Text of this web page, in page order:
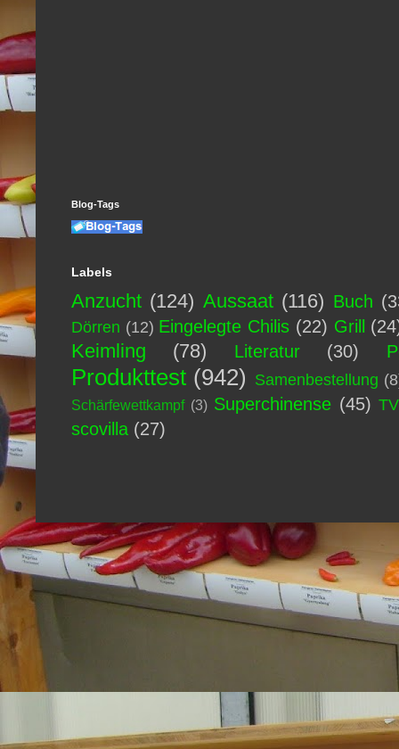
Blog-Tags
Labels
Anzucht (124) Aussaat (116) Buch
Dörren (12) Eingelegte Chilis (22) Grill
Keimling (78) Literatur (30)
Produkttest (942) Samenbestellung
Schärfewettkampf (3) Superchinense (45) TV
scovilla (27)